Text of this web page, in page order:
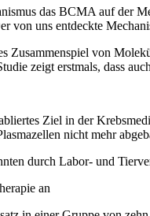
das BCMA auf der
von uns entdeckte
Zusammenspiel von
zeigt erstmals, dass
Ziel in der
nicht mehr
durch Labor- und
an